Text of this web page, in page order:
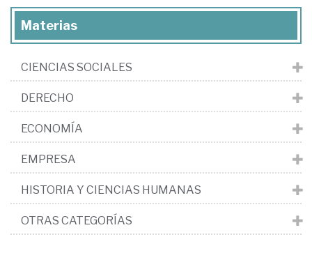
Materias
CIENCIAS SOCIALES
DERECHO
ECONOMÍA
EMPRESA
HISTORIA Y CIENCIAS HUMANAS
OTRAS CATEGORÍAS